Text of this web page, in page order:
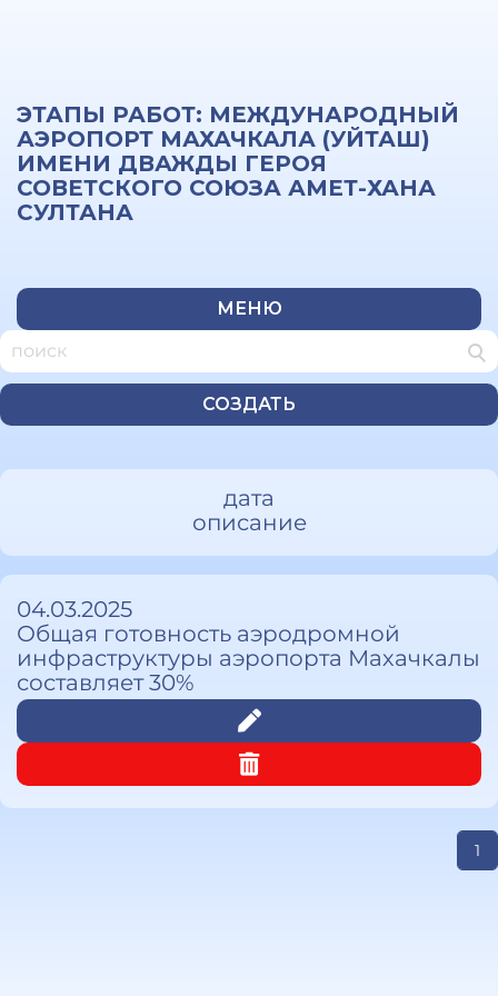
ЭТАПЫ РАБОТ: МЕЖДУНАРОДНЫЙ
АЭРОПОРТ МАХАЧКАЛА (УЙТАШ)
ИМЕНИ ДВАЖДЫ ГЕРОЯ
СОВЕТСКОГО СОЮЗА АМЕТ-ХАНА
СУЛТАНА
МЕНЮ
СОЗДАТЬ
дата
описание
04.03.2025
Общая готовность аэродромной
инфраструктуры аэропорта Махачкалы
составляет 30%
1